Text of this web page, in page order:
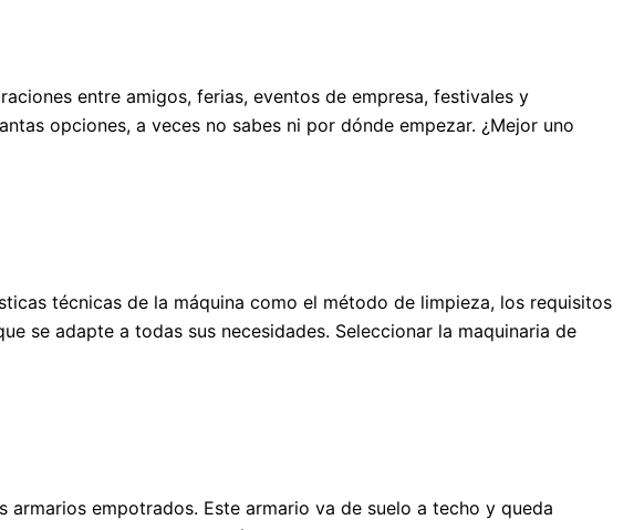
entre amigos, ferias, eventos de empresa, festivales y
opciones, a veces no sabes ni por dónde empezar. ¿Mejor uno
técnicas de la máquina como el método de limpieza, los requisitos
se adapte a todas sus necesidades. Seleccionar la maquinaria de
empotrados. Este armario va de suelo a techo y queda